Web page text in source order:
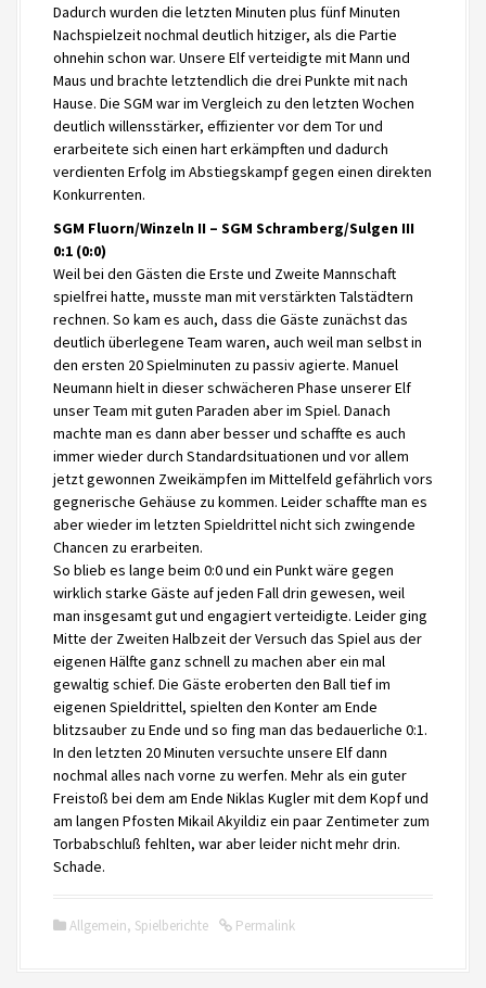
Dadurch wurden die letzten Minuten plus fünf Minuten
Nachspielzeit nochmal deutlich hitziger, als die Partie
ohnehin schon war. Unsere Elf verteidigte mit Mann und
Maus und brachte letztendlich die drei Punkte mit nach
Hause. Die SGM war im Vergleich zu den letzten Wochen
deutlich willensstärker, effizienter vor dem Tor und
erarbeitete sich einen hart erkämpften und dadurch
verdienten Erfolg im Abstiegskampf gegen einen direkten
Konkurrenten.
SGM Fluorn/Winzeln II – SGM Schramberg/Sulgen III
0:1 (0:0)
Weil bei den Gästen die Erste und Zweite Mannschaft
spielfrei hatte, musste man mit verstärkten Talstädtern
rechnen. So kam es auch, dass die Gäste zunächst das
deutlich überlegene Team waren, auch weil man selbst in
den ersten 20 Spielminuten zu passiv agierte. Manuel
Neumann hielt in dieser schwächeren Phase unserer Elf
unser Team mit guten Paraden aber im Spiel. Danach
machte man es dann aber besser und schaffte es auch
immer wieder durch Standardsituationen und vor allem
jetzt gewonnen Zweikämpfen im Mittelfeld gefährlich vors
gegnerische Gehäuse zu kommen. Leider schaffte man es
aber wieder im letzten Spieldrittel nicht sich zwingende
Chancen zu erarbeiten.
So blieb es lange beim 0:0 und ein Punkt wäre gegen
wirklich starke Gäste auf jeden Fall drin gewesen, weil
man insgesamt gut und engagiert verteidigte. Leider ging
Mitte der Zweiten Halbzeit der Versuch das Spiel aus der
eigenen Hälfte ganz schnell zu machen aber ein mal
gewaltig schief. Die Gäste eroberten den Ball tief im
eigenen Spieldrittel, spielten den Konter am Ende
blitzsauber zu Ende und so fing man das bedauerliche 0:1.
In den letzten 20 Minuten versuchte unsere Elf dann
nochmal alles nach vorne zu werfen. Mehr als ein guter
Freistoß bei dem am Ende Niklas Kugler mit dem Kopf und
am langen Pfosten Mikail Akyildiz ein paar Zentimeter zum
Torbabschluß fehlten, war aber leider nicht mehr drin.
Schade.
Allgemein, Spielberichte Permalink